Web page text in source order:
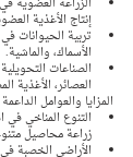
إنتاج الأغذية
تربية الحيوانات
الأسماك، والماشية.
الصناعات
العصائر، الأغذية
المزايا والعوامل الداعمة
التنوع المناخي
زراعة محاصيل
الأراضي الخصبة في